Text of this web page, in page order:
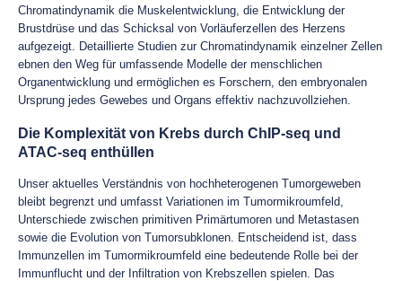
Chromatindynamik die Muskelentwicklung, die Entwicklung der
Brustdrüse und das Schicksal von Vorläuferzellen des Herzens
aufgezeigt. Detaillierte Studien zur Chromatindynamik einzelner Zellen
ebnen den Weg für umfassende Modelle der menschlichen
Organentwicklung und ermöglichen es Forschern, den embryonalen
Ursprung jedes Gewebes und Organs effektiv nachzuvollziehen.
Die Komplexität von Krebs durch ChIP-seq und
ATAC-seq enthüllen
Unser aktuelles Verständnis von hochheterogenen Tumorgeweben
bleibt begrenzt und umfasst Variationen im Tumormikroumfeld,
Unterschiede zwischen primitiven Primärtumoren und Metastasen
sowie die Evolution von Tumorsubklonen. Entscheidend ist, dass
Immunzellen im Tumormikroumfeld eine bedeutende Rolle bei der
Immunflucht und der Infiltration von Krebszellen spielen. Das